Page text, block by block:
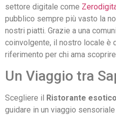
settore digitale come
pubblico sempre più vasto la
nostri piatti. Grazie a una
coinvolgente, il nostro locale è
riferimento per chi ama
Un Viaggio tra
Scegliere il Ristorante
guidare in un viaggio